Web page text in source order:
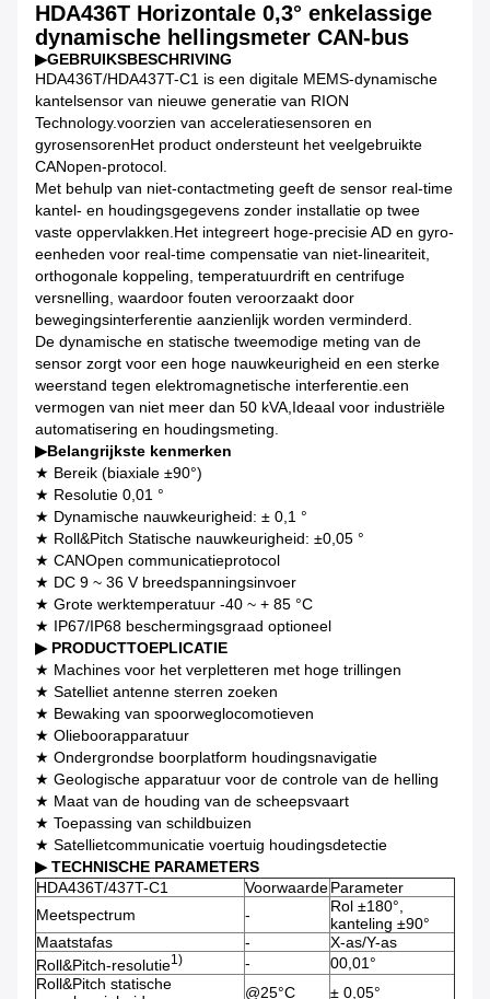
HDA436T Horizontale 0,3° enkelassige
dynamische hellingsmeter CAN-bus
▶GEBRUIKSBESCHRIVING
HDA436T/HDA437T-C1 is een digitale MEMS-dynamische
kantelsensor van nieuwe generatie van RION
Technology.voorzien van acceleratiesensoren en
gyrosensorenHet product ondersteunt het veelgebruikte
CANopen-protocol.
Met behulp van niet-contactmeting geeft de sensor real-time
kantel- en houdingsgegevens zonder installatie op twee
vaste oppervlakken.Het integreert hoge-precisie AD en gyro-
eenheden voor real-time compensatie van niet-lineariteit,
orthogonale koppeling, temperatuurdrift en centrifuge
versnelling, waardoor fouten veroorzaakt door
bewegingsinterferentie aanzienlijk worden verminderd.
De dynamische en statische tweemodige meting van de
sensor zorgt voor een hoge nauwkeurigheid en een sterke
weerstand tegen elektromagnetische interferentie.een
vermogen van niet meer dan 50 kVA,Ideaal voor industriële
automatisering en houdingsmeting.
▶Belangrijkste kenmerken
★ Bereik (biaxiale ±90°)
★ Resolutie 0,01 °
★ Dynamische nauwkeurigheid: ± 0,1 °
★ Roll&Pitch Statische nauwkeurigheid: ±0,05 °
★ CANOpen communicatieprotocol
★ DC 9 ~ 36 V breedspanningsinvoer
★ Grote werktemperatuur -40 ~ + 85 °C
★ IP67/IP68 beschermingsgraad optioneel
▶ PRODUCTTOEPLICATIE
★ Machines voor het verpletteren met hoge trillingen
★ Satelliet antenne sterren zoeken
★ Bewaking van spoorweglocomotieven
★ Olieboorapparatuur
★ Ondergrondse boorplatform houdingsnavigatie
★ Geologische apparatuur voor de controle van de helling
★ Maat van de houding van de scheepsvaart
★ Toepassing van schildbuizen
★ Satellietcommunicatie voertuig houdingsdetectie
▶ TECHNISCHE PARAMETERS
HDA436T/437T-C1
VoorwaardeParameter
Meetspectrum
-
Rol ±180°,
kanteling ±90°
Maatstafas
-
X-as/Y-as
Roll&Pitch-resolutie1) -
00,01°
Roll&Pitch statische
@25°C ± 0,05°